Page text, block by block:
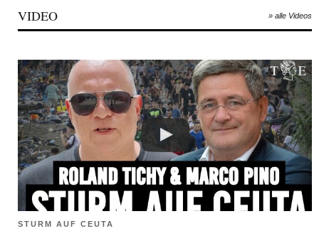
VIDEO » alle Videos
STURM AUF CEUTA